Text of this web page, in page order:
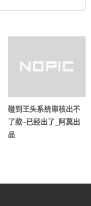
碰到王头系统审核出不
了款~已经出了_阿莫出
品